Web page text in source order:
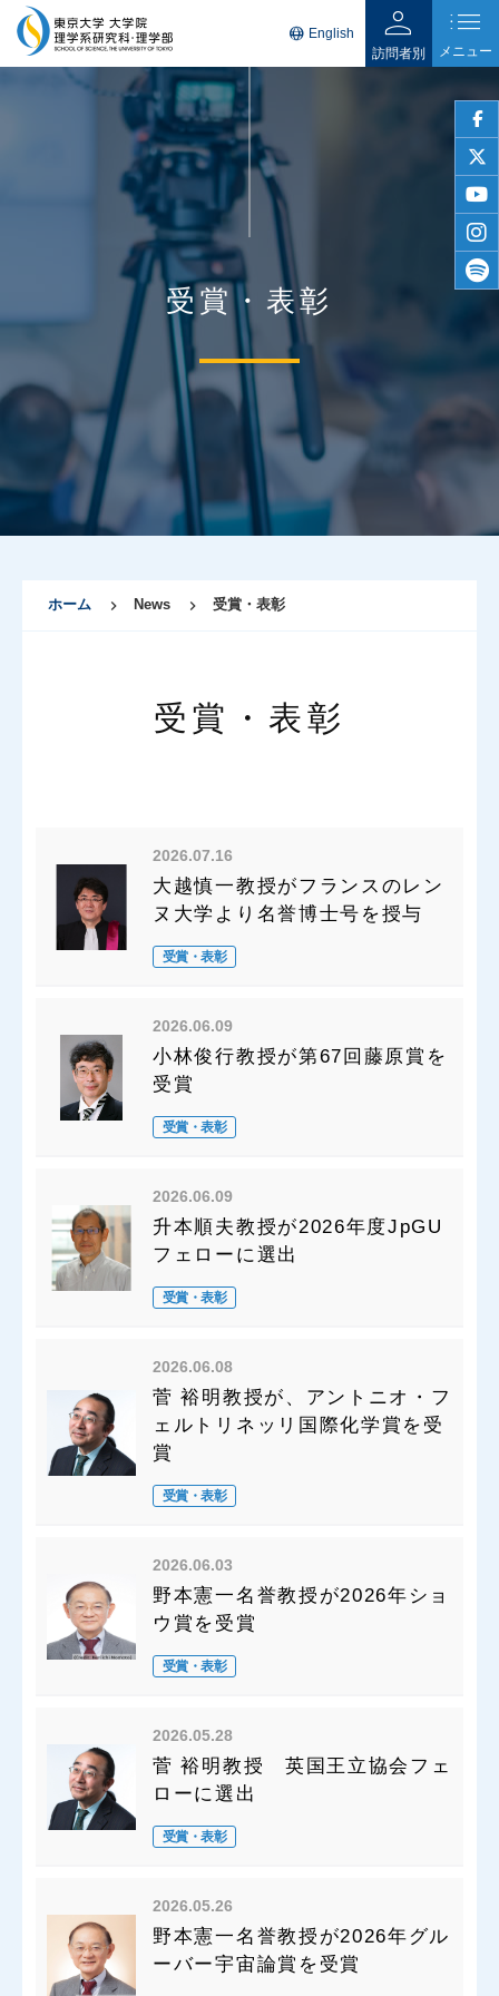
twitter
language English person
訪問者別
list
メニュー
受賞・表彰
ホーム News 受賞・表彰
受賞・表彰
2026.07.16
大越慎一教授がフランスのレン
ヌ大学より名誉博士号を授与
受賞・表彰
2026.06.09
小林俊行教授が第67回藤原賞を
受賞
受賞・表彰
2026.06.09
升本順夫教授が2026年度JpGU
フェローに選出
受賞・表彰
2026.06.08
菅 裕明教授が、アントニオ・フ
ェルトリネッリ国際化学賞を受
賞
受賞・表彰
2026.06.03
野本憲一名誉教授が2026年ショ
ウ賞を受賞
受賞・表彰
2026.05.28
菅 裕明教授 英国王立協会フェ
ローに選出
受賞・表彰
2026.05.26
野本憲一名誉教授が2026年グル
ーバー宇宙論賞を受賞